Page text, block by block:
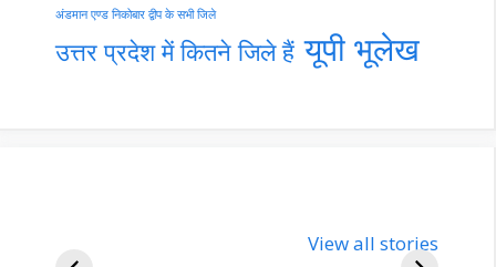
अंडमान एण्ड निकोबार द्वीप के सभी जिले
उत्तर प्रदेश में कितने जिले हैं यूपी भूलेख
bjp-india-View all stories